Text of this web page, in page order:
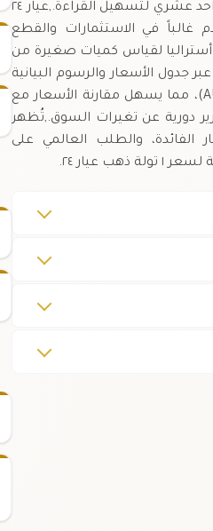
موثوقة.,تُعادل ١ تولة ١١.٧ غرام من الذهب الخالص تقريباً، حيث يُقرب الوزن إلى رقم واحد عشري لتسهيل القراءة.,عيار ٢٤
ويُستخدم غالباً في الاستثمارات والقطع
لقياس كميات صغيرة من
عبر جدول الأسعار والرسوم البيانية
المتاحة على الصفحة.,العملة المستخدمة لعرض الأسعار هي الدولار الأسترالي (AUD)، مما يسهل مقارنة الأسعار مع
دورية عن تغيرات السوق.,تُظهر
الفائدة، والطلب العالمي على
عيار ٢٤.